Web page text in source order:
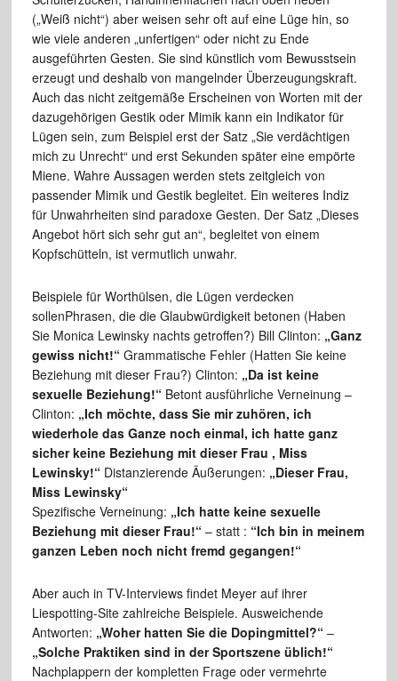
(„Weiß nicht“) aber weisen sehr oft auf eine Lüge hin, so
wie viele anderen „unfertigen“ oder nicht zu Ende
ausgeführten Gesten. Sie sind künstlich vom Bewusstsein
erzeugt und deshalb von mangelnder Überzeugungskraft.
Auch das nicht zeitgemäße Erscheinen von Worten mit der
dazugehörigen Gestik oder Mimik kann ein Indikator für
Lügen sein, zum Beispiel erst der Satz „Sie verdächtigen
mich zu Unrecht“ und erst Sekunden später eine empörte
Miene. Wahre Aussagen werden stets zeitgleich von
passender Mimik und Gestik begleitet. Ein weiteres Indiz
für Unwahrheiten sind paradoxe Gesten. Der Satz „Dieses
Angebot hört sich sehr gut an“, begleitet von einem
Kopfschütteln, ist vermutlich unwahr.
Beispiele für Worthülsen, die Lügen verdecken
sollenPhrasen, die die Glaubwürdigkeit betonen (Haben
Sie Monica Lewinsky nachts getroffen?) Bill Clinton: „Ganz
gewiss nicht!“ Grammatische Fehler (Hatten Sie keine
Beziehung mit dieser Frau?) Clinton: „Da ist keine
sexuelle Beziehung!“ Betont ausführliche Verneinung –
Clinton: „Ich möchte, dass Sie mir zuhören, ich
wiederhole das Ganze noch einmal, ich hatte ganz
sicher keine Beziehung mit dieser Frau , Miss
Lewinsky!“ Distanzierende Äußerungen: „Dieser Frau,
Miss Lewinsky“
Spezifische Verneinung: „Ich hatte keine sexuelle
Beziehung mit dieser Frau!“ – statt : “Ich bin in meinem
ganzen Leben noch nicht fremd gegangen!“
Aber auch in TV-Interviews findet Meyer auf ihrer
Liespotting-Site zahlreiche Beispiele. Ausweichende
Antworten: „Woher hatten Sie die Dopingmittel?“ –
„Solche Praktiken sind in der Sportszene üblich!“
Nachplappern der kompletten Frage oder vermehrte